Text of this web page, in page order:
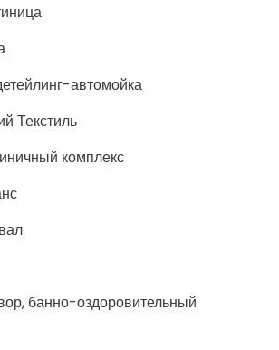
автомойка
Текстиль
комплекс
банно-оздоровительный